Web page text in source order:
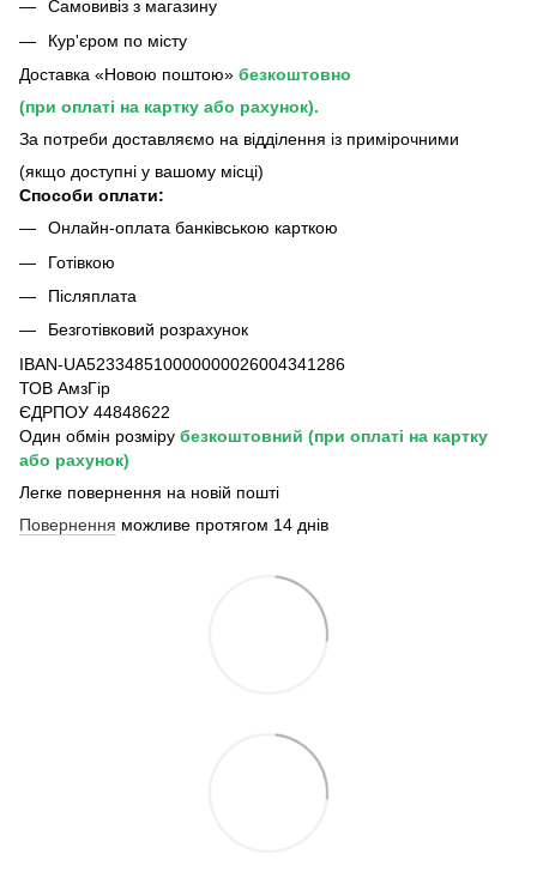
Самовивіз з магазину
Кур'єром по місту
Доставка «Новою поштою» безкоштовно
(при оплаті на картку або рахунок).
За потреби доставляємо на відділення із примірочними
(якщо доступні у вашому місці)
Способи оплати:
Онлайн-оплата банківською карткою
Готівкою
Післяплата
Безготівковий розрахунок
IBAN-UA523348510000000026004341286
ТОВ АмзГір
ЄДРПОУ 44848622
Один обмін розміру безкоштовний (при оплаті на картку
або рахунок)
Легке повернення на новій пошті
Повернення можливе протягом 14 днів